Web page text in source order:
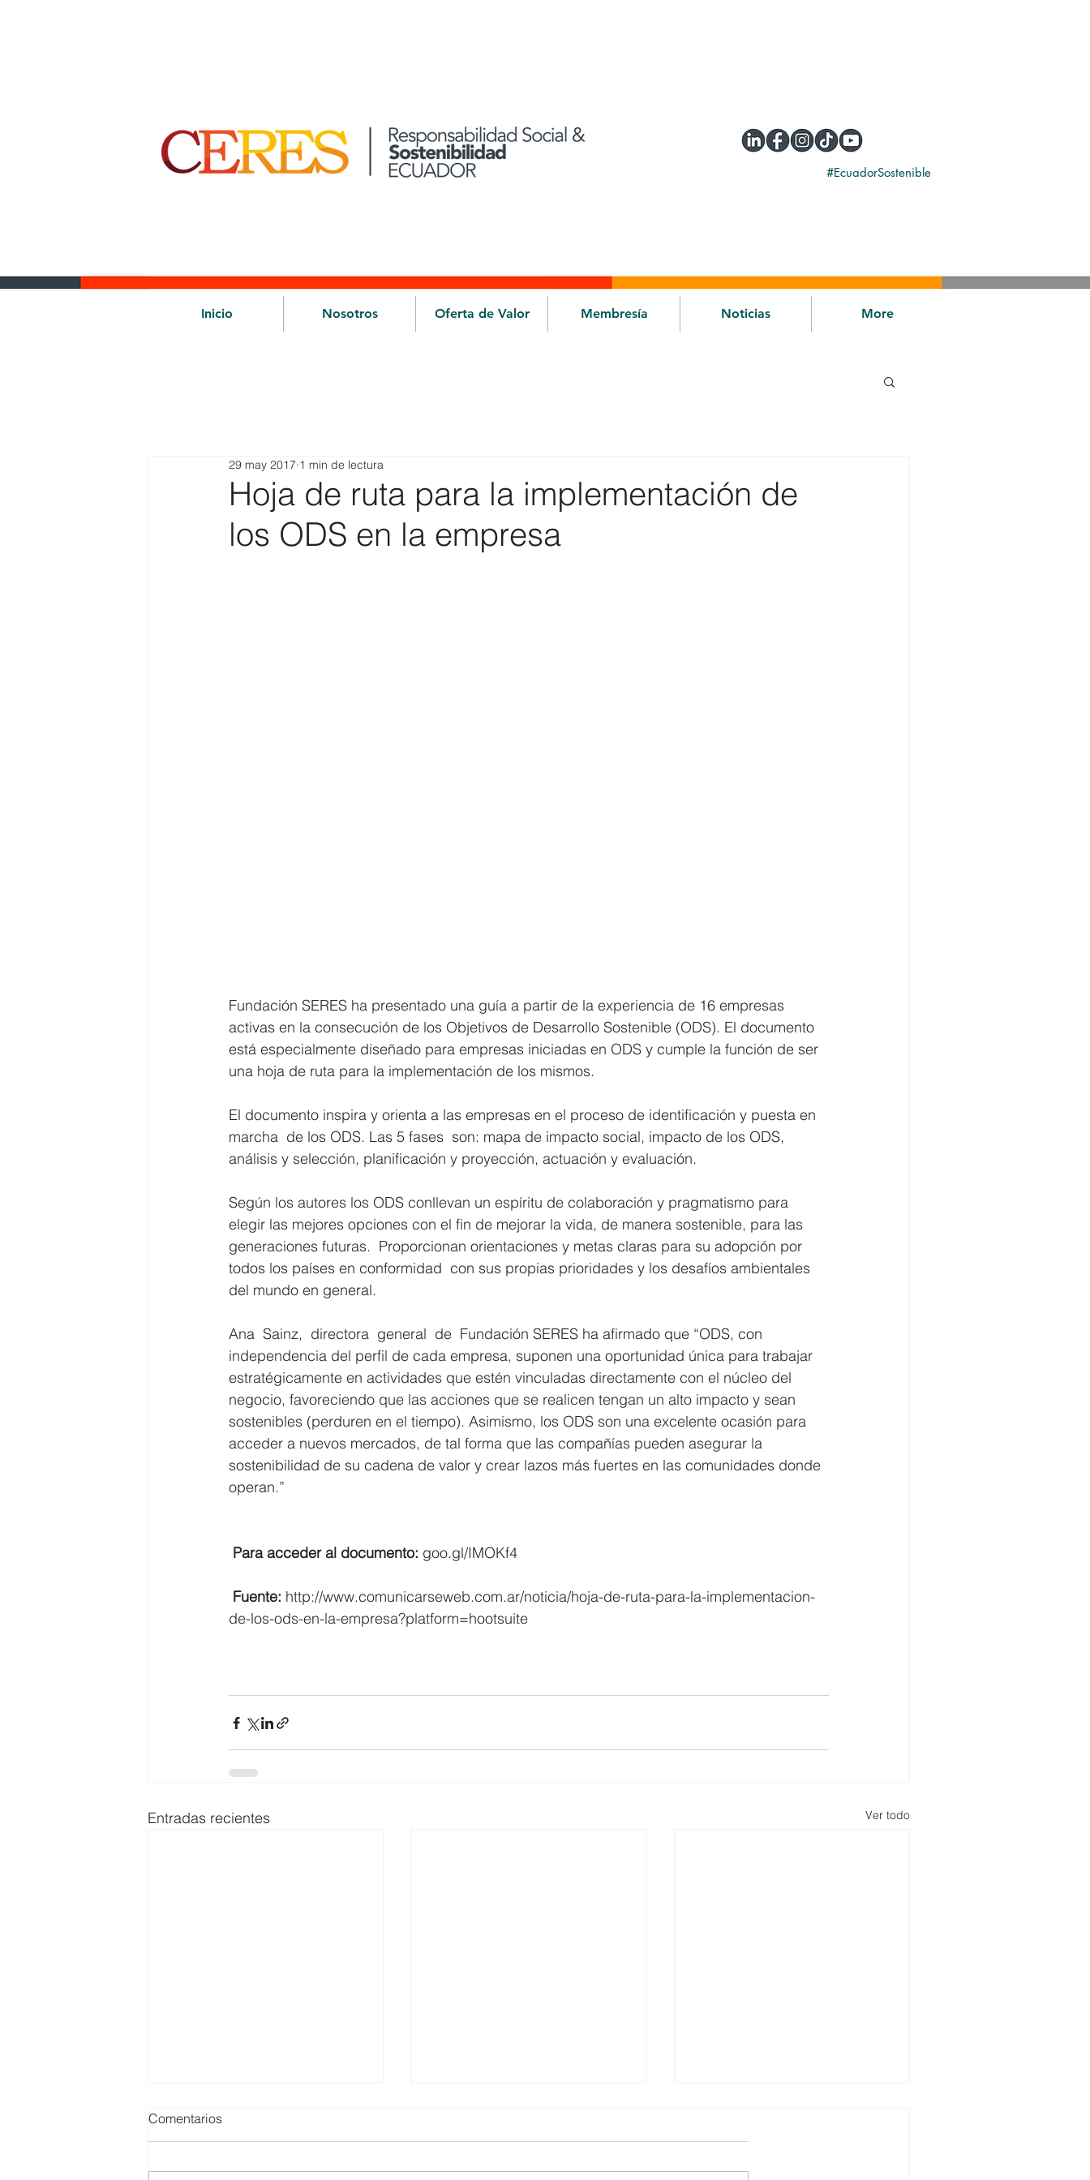
#EcuadorSostenible
Inicio Nosotros Oferta de Valor Membresía Noticias More
Hoja de ruta para la implementación de
los ODS en la empresa
29 may 2017 1 min de lectura
Fundación SERES ha presentado una guía a partir de la experiencia de 16 empresas
activas en la consecución de los Objetivos de Desarrollo Sostenible (ODS). El documento
está especialmente diseñado para empresas iniciadas en ODS y cumple la función de ser
una hoja de ruta para la implementación de los mismos.
El documento inspira y orienta a las empresas en el proceso de identificación y puesta en
marcha  de los ODS. Las 5 fases  son: mapa de impacto social, impacto de los ODS,
análisis y selección, planificación y proyección, actuación y evaluación.
Según los autores los ODS conllevan un espíritu de colaboración y pragmatismo para
elegir las mejores opciones con el fin de mejorar la vida, de manera sostenible, para las
generaciones futuras.  Proporcionan orientaciones y metas claras para su adopción por
todos los países en conformidad  con sus propias prioridades y los desafíos ambientales
del mundo en general.
Ana  Sainz,  directora  general  de  Fundación SERES ha afirmado que “ODS, con
independencia del perfil de cada empresa, suponen una oportunidad única para trabajar
estratégicamente en actividades que estén vinculadas directamente con el núcleo del
negocio, favoreciendo que las acciones que se realicen tengan un alto impacto y sean
sostenibles (perduren en el tiempo). Asimismo, los ODS son una excelente ocasión para
acceder a nuevos mercados, de tal forma que las compañías pueden asegurar la
sostenibilidad de su cadena de valor y crear lazos más fuertes en las comunidades donde
operan.”
Para acceder al documento: goo.gl/IMOKf4
Fuente: http://www.comunicarseweb.com.ar/noticia/hoja-de-ruta-para-la-implementacion-
de-los-ods-en-la-empresa?platform=hootsuite
Entradas recientes Ver todo
Comentarios